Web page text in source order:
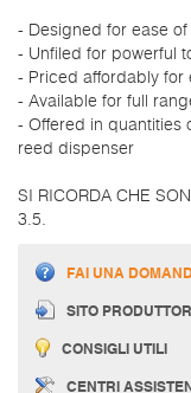
- Designed for ease of
- Unfiled for powerful
- Priced affordably for
- Available for full
- Offered in quantities
reed dispenser
SI RICORDA CHE
3.5.
FAI UNA
SITO
CONSIGLI UTILI
CENTRI